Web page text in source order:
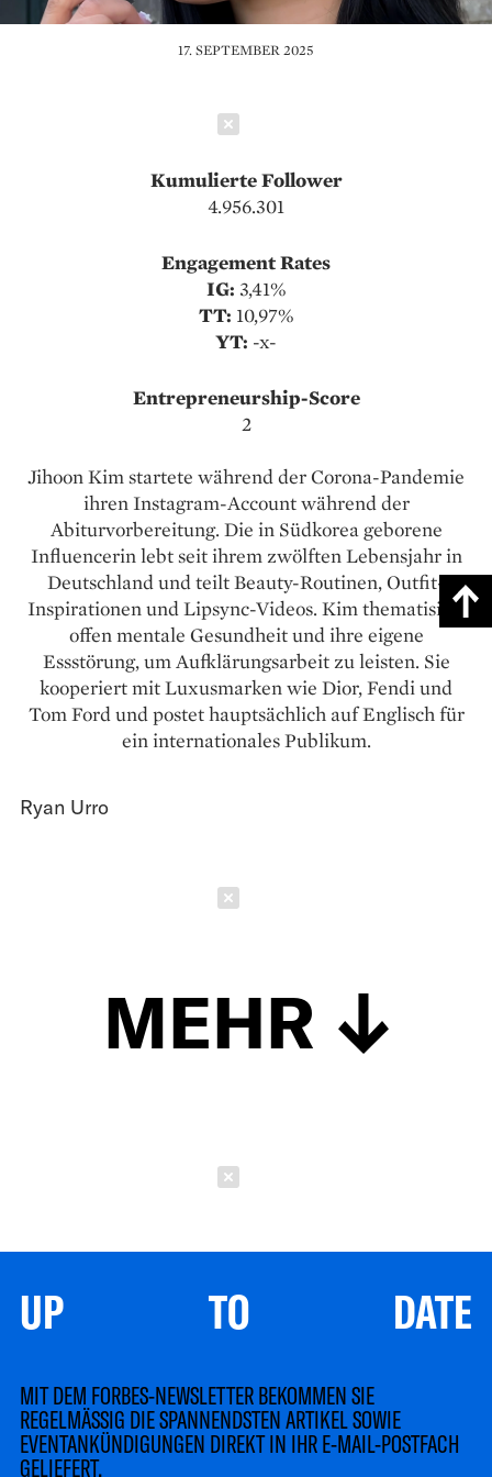
17. SEPTEMBER 2025
Kumulierte Follower
4.956.301
Engagement Rates
IG: 3,41%
TT: 10,97%
YT: -x-
Entrepreneurship-Score
2
Jihoon Kim startete während der Corona-Pandemie
ihren Instagram-Account während der
Abiturvorbereitung. Die in Südkorea geborene
Influencerin lebt seit ihrem zwölften Lebensjahr in
Deutschland und teilt Beauty-Routinen, Outfit-
Inspirationen und Lipsync-Videos. Kim thematisiert
offen mentale Gesundheit und ihre eigene
Essstörung, um Aufklärungsarbeit zu leisten. Sie
kooperiert mit Luxusmarken wie Dior, Fendi und
Tom Ford und postet hauptsächlich auf Englisch für
ein internationales Publikum.
Ryan Urro
MEHR
UP TO DATE
MIT DEM FORBES-NEWSLETTER BEKOMMEN SIE
REGELMÄSSIG DIE SPANNENDSTEN ARTIKEL SOWIE
EVENTANKÜNDIGUNGEN DIREKT IN IHR E-MAIL-POSTFACH
GELIEFERT.